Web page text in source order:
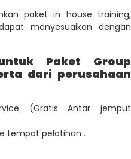
paket in house training,
menyesuaikan dengan
Paket Group
dari perusahaan
(Gratis Antar jemput
tempat pelatihan .